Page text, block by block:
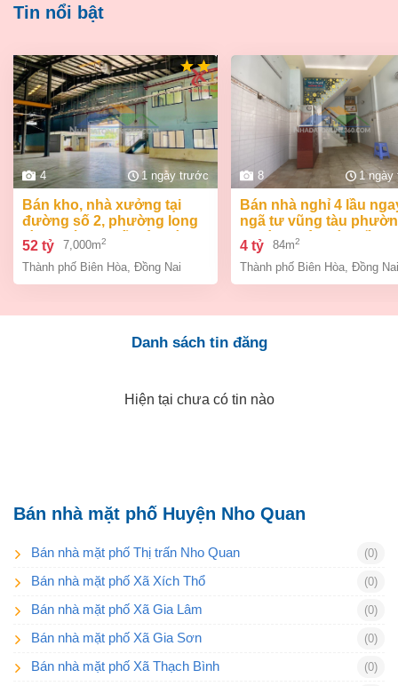
Tin nổi bật
4 1 ngày trước
bán kho, nhà xưởng tại
đường số 2, phường long
bình, thành phố biên hòa,
đồng nai giá 52 tỷ
52 tỷ 7,000m2
Thành phố Biên Hòa Đồng Nai
8 1
bán nhà nghỉ 4 lầu ngay
ngã tư vũng tàu
an bình biên hòa đồng
giá chỉ 4 tỷ
4 tỷ 84m2
Thành phố Biên Hòa Đồng Nai
Danh sách tin đăng
Hiện tại chưa có tin nào
Bán nhà mặt phố Huyện Nho Quan
Bán nhà mặt phố Thị trấn Nho Quan (0)
Bán nhà mặt phố Xã Xích Thổ (0)
Bán nhà mặt phố Xã Gia Lâm (0)
Bán nhà mặt phố Xã Gia Sơn (0)
Bán nhà mặt phố Xã Thạch Bình (0)